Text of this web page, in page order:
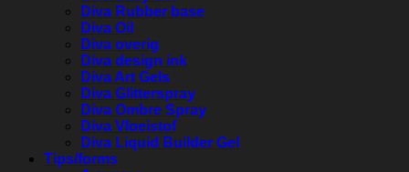
Diva Rubber base
Diva Oil
Diva overig
Diva design ink
Diva Art Gels
Diva Glitterspray
Diva Ombre Spray
Diva Vloeistof
Diva Liquid Builder Gel
Tips/forms